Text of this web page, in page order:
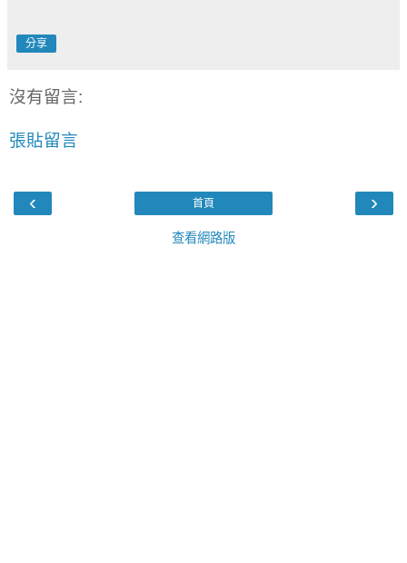
分享
沒有留言:
張貼留言
‹ ›
首頁
查看網路版